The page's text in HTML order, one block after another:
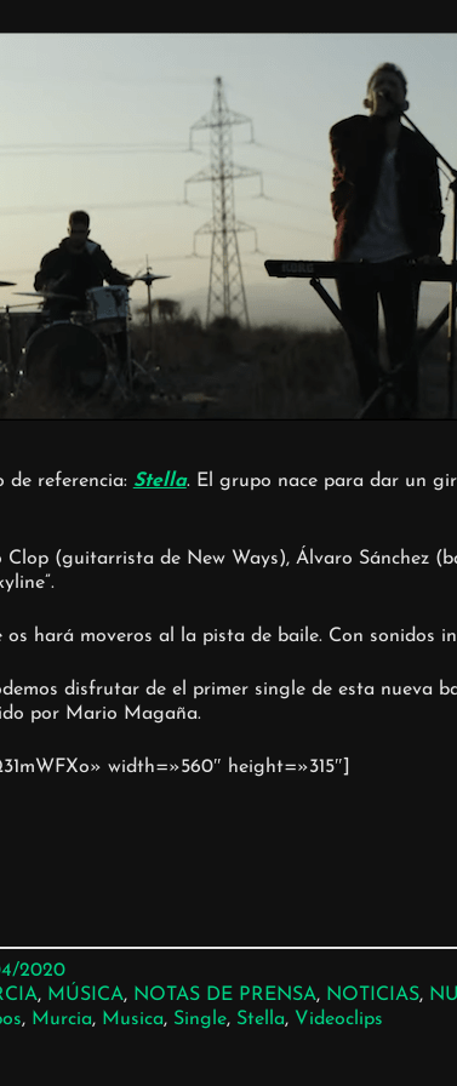
de referencia: Stella. El grupo nace para dar un
(guitarrista de New Ways), Álvaro Sánchez
hará moveros al la pista de baile. Con sonidos
disfrutar de el primer single de esta nueva
por Mario Magaña.
width=»560″ height=»315″]
2020
, MÚSICA, NOTAS DE PRENSA, NOTICIAS,
, Murcia, Musica, Single, Stella, Videoclips